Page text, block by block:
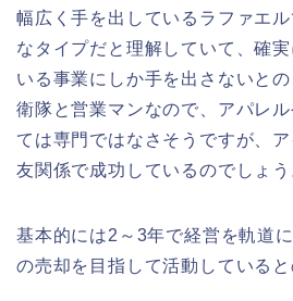
幅広く手を出しているラファエ
なタイプだと理解していて、確
いる事業にしか手を出さないと
衛隊と営業マンなので、アパレ
ては専門ではなさそうですが、
友関係で成功しているのでしょう
基本的には2～3年で経営を軌道
の売却を目指して活動していると